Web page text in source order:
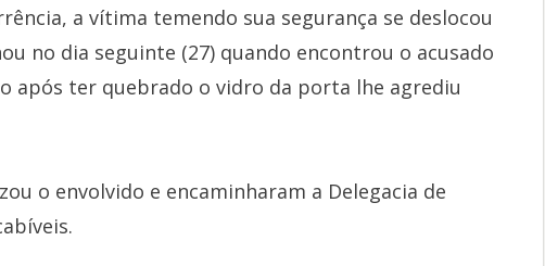
a vítima temendo sua segurança se deslocou
no dia seguinte (27) quando encontrou o acusado
após ter quebrado o vidro da porta lhe agrediu
o envolvido e encaminharam a Delegacia de